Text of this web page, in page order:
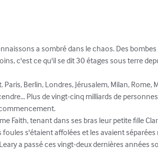
a sombré dans le chaos. Des
c'est ce qu'il se dit 30 étages sous terre
Berlin, Londres, Jérusalem, Milan, Rome,
Plus de vingt-cinq milliards de
Faith, tenant dans ses bras leur petite fille
s'étaient affolées et les avaient séparées
a passé ces vingt-deux dernières années